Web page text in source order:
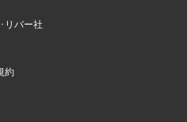
リバー社
約